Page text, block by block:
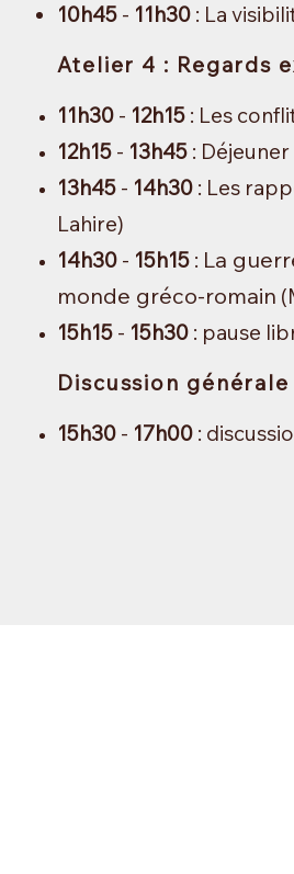
10h45 - 11h30 : La
Atelier 4 : Regards
11h30 - 12h15 : Les
12h15 - 13h45 : Déjeuner
13h45 - 14h30 : Les
Lahire)
14h30 - 15h15 : La
monde gréco-romain
15h15 - 15h30 : pause
Discussion générale
15h30 - 17h00 :